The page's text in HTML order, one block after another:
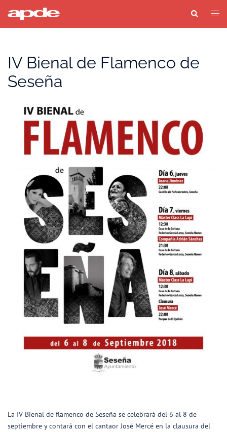
contenido
Buscar
IV Bienal de Flamenco de
Seseña
La IV Bienal de flamenco de Seseña se celebrará del 6 al 8 de
septiembre y contará con el cantaor José Mercé en la clausura del